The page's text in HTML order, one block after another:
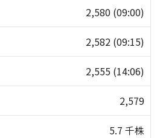
2,580 (09:00)
2,582 (09:15)
2,555 (14:06)
2,579
5.7 千株